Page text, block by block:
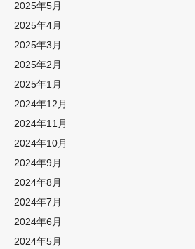
2025年5月
2025年4月
2025年3月
2025年2月
2025年1月
2024年12月
2024年11月
2024年10月
2024年9月
2024年8月
2024年7月
2024年6月
2024年5月